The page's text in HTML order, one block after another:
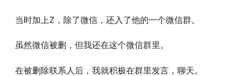
当时加上Z，除了微信，还入了他的一个微信群。
虽然微信被删，但我还在这个微信群里。
在被删除联系人后，我就积极在群里发言，聊天。